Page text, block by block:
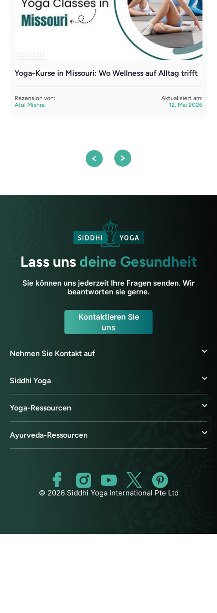
Yoga-Kurse in Missouri: Wo Wellness auf Alltag trifft
Rezension von:
Atul Mishra
Aktualisiert am:
12. Mai 2026
Lass uns deine Gesundheit
Sie können uns jederzeit Ihre Fragen senden. Wir
beantworten sie gerne.
Kontaktieren Sie
uns
Nehmen Sie Kontakt auf
Siddhi Yoga
Yoga-Ressourcen
Ayurveda-Ressourcen
© 2026 Siddhi Yoga International Pte Ltd